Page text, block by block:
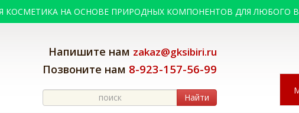
КОСМЕТИКА НА ОСНОВЕ ПРИРОДНЫХ КОМПОНЕНТОВ ДЛЯ ЛЮБОГО
Напишите нам zakaz@gksibiri.ru
Позвоните нам 8-923-157-56-99
Найти